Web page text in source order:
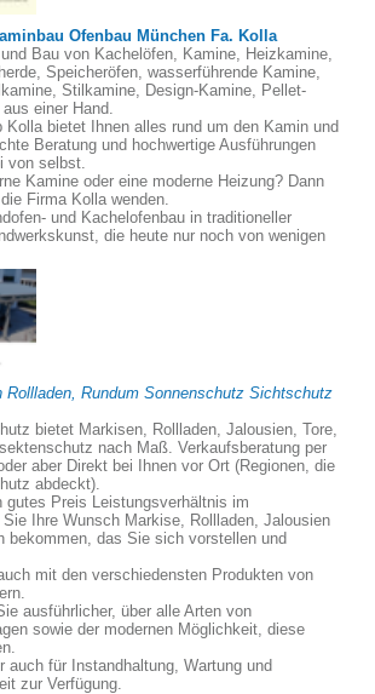
Ofenbau München Fa. Kolla
Bau von Kachelöfen, Kamine, Heizkamine,
Speicheröfen, wasserführende Kamine,
Stilkamine, Design-Kamine, Pellet-
einer Hand.
Kolla bietet Ihnen alles rund um den Kamin und
Beratung und hochwertige Ausführungen
von selbst.
Kamine oder eine moderne Heizung? Dann
Firma Kolla wenden.
und Kachelofenbau in traditioneller
die heute nur noch von wenigen
Rollladen, Rundum Sonnenschutz Sichtschutz
bietet Markisen, Rollladen, Jalousien, Tore,
nach Maß. Verkaufsberatung per
aber Direkt bei Ihnen vor Ort (Regionen, die
abdeckt).
gutes Preis Leistungsverhältnis im
Sie Ihre Wunsch Markise, Rollladen, Jalousien
bekommen, das Sie sich vorstellen und
mit den verschiedensten Produkten von
ausführlicher, über alle Arten von
sowie der modernen Möglichkeit, diese
auch für Instandhaltung, Wartung und
zur Verfügung.